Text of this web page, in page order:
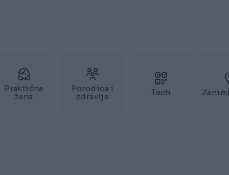
Praktična
žena
Porodica i
zdravlje
Tech